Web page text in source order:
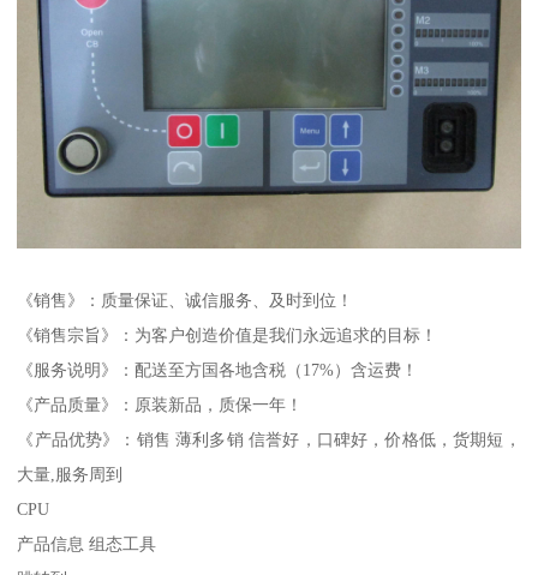
《销售》：质量保证、诚信服务、及时到位！
《销售宗旨》：为客户创造价值是我们永远追求的目标！
《服务说明》：配送至方国各地含税（17%）含运费！
《产品质量》：原装新品，质保一年！
《产品优势》：销售 薄利多销 信誉好，口碑好，价格低，货期短，
大量,服务周到
CPU
产品信息 组态工具